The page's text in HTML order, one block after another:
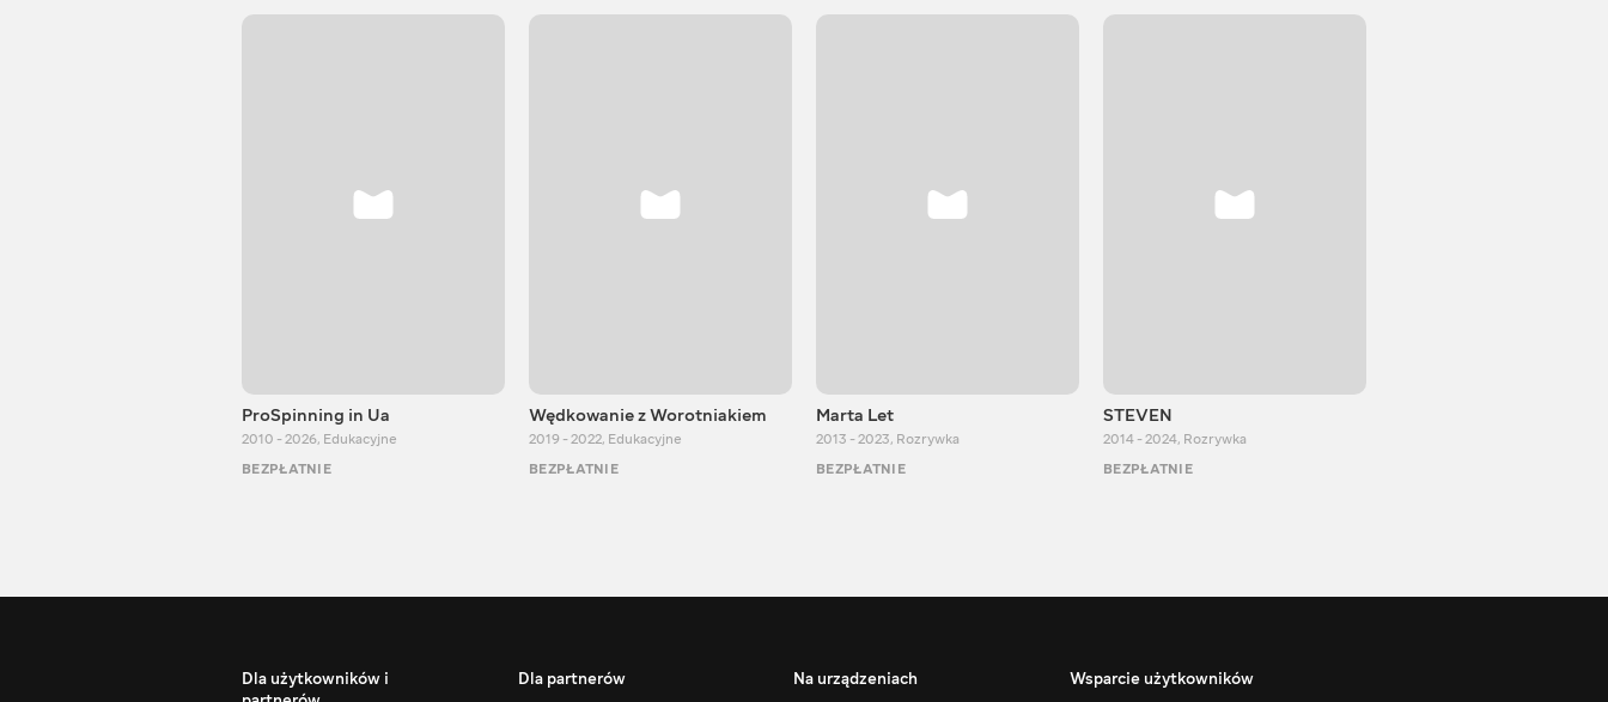
ProSpinning in Ua
2010 - 2026, Edukacyjne
BEZPŁATNIE
Wędkowanie z Worotniakiem
2019 - 2022, Edukacyjne
BEZPŁATNIE
Marta Let
2013 - 2023, Rozrywka
BEZPŁATNIE
STEVEN
2014 - 2024, Rozrywka
BEZPŁATNIE
Dla użytkowników i
Dla partnerów Na urządzeniach Wsparcie użytkowników